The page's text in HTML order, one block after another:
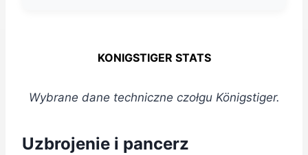
KONIGSTIGER STATS
Wybrane dane techniczne czołgu Königstiger.
Uzbrojenie i pancerz